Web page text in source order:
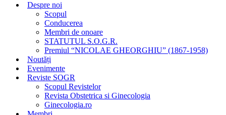
Despre noi
Scopul
Conducerea
Membri de onoare
STATUTUL S.O.G.R.
Premiul “NICOLAE GHEORGHIU” (1867-1958)
Noutăți
Evenimente
Reviste SOGR
Scopul Revistelor
Revista Obstetrica si Ginecologia
Ginecologia.ro